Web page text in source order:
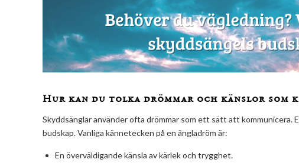
Hur kan du tolka drömmar och känslor som
Skyddsänglar använder ofta drömmar som ett sätt att kommunicera.
budskap. Vanliga kännetecken på en ängladröm är:
En överväldigande känsla av kärlek och trygghet.